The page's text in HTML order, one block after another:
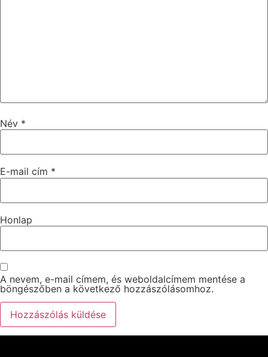
Név *
E-mail cím *
Honlap
A nevem, e-mail címem, és weboldalcímem mentése a
böngészőben a következő hozzászólásomhoz.